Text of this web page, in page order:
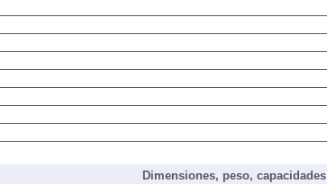
Dimensiones, peso, capacidades